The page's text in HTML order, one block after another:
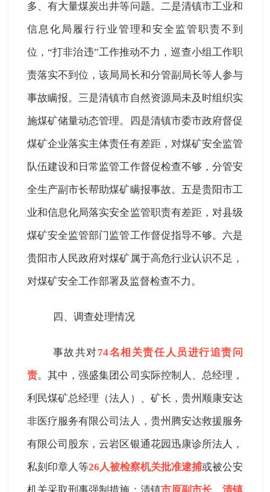
多、有大量煤炭出井等问题。二是清镇市工业和
信息化局履行行业管理和安全监管职责不到
位，“打非治违”工作推动不力，巡查小组工作职
责落实不到位，该局局长和分管副局长等人参与
事故瞒报。三是清镇市自然资源局未及时组织实
施煤矿储量动态管理。四是清镇市委市政府督促
煤矿企业落实主体责任有差距，对煤矿安全监管
队伍建设和日常监管工作督促检查不够，分管安
全生产副市长帮助煤矿瞒报事故。五是贵阳市工
业和信息化局落实安全监管职责有差距，对县级
煤矿安全监管部门监管工作督促指导不够。六是
贵阳市人民政府对煤矿属于高危行业认识不足，
对煤矿安全工作部署及监督检查不力。
四、调查处理情况
事故共对74名相关责任人员进行追责问
责。其中，强盛集团公司实际控制人、总经理，
利民煤矿总经理（法人）、矿长，贵州顺康安达
非医疗服务有限公司法人，贵州腾安达救援服务
有限公司股东，云岩区银通花园迅康诊所法人，
私刻印章人等26人被检察机关批准逮捕或被公安